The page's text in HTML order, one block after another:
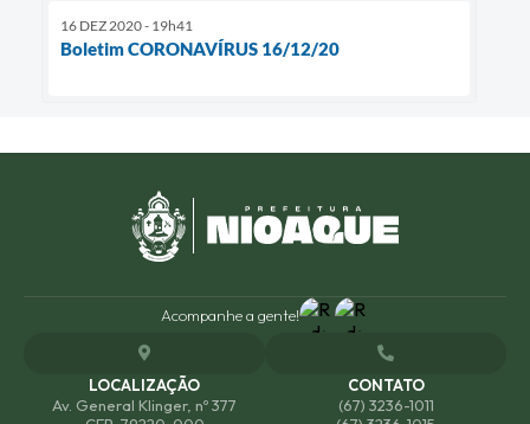
16 DEZ 2020 - 19h41
Boletim CORONAVÍRUS 16/12/20
Acompanhe a gente!
LOCALIZAÇÃO
Av. General Klinger, nº 377
CONTATO
(67) 3236-1011